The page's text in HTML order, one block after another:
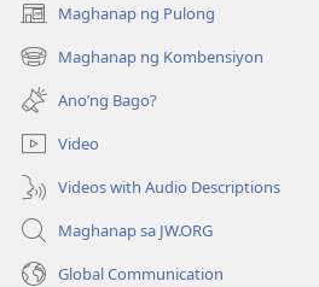
Maghanap ng Pulong
(may
bubukas
na
bagong
window)
Maghanap ng Kombensiyon
(may
bubukas
na
bagong
window)
Ano’ng Bago?
Video
Videos with Audio Descriptions
Maghanap sa JW.ORG
Global Communication